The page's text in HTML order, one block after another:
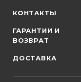
КОНТАКТЫ
ГАРАНТИИ И
ВОЗВРАТ
ДОСТАВКА